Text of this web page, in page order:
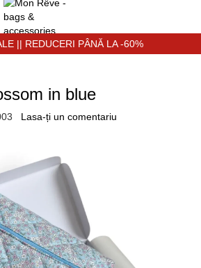
|| REDUCERI PÂNĂ LA -60%
in blue
Lasa-ți un comentariu